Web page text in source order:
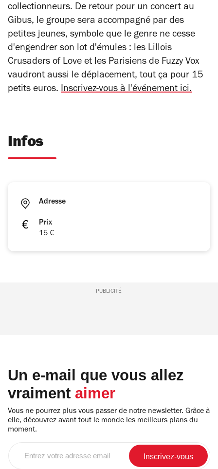
collectionneurs. De retour pour un concert au
Gibus, le groupe sera accompagné par des
petites jeunes, symbole que le genre ne cesse
d'engendrer son lot d'émules : les Lillois
Crusaders of Love et les Parisiens de Fuzzy Vox
vaudront aussi le déplacement, tout ça pour 15
petits euros. Inscrivez-vous à l'événement ici.
Infos
Adresse
Prix
15 €
PUBLICITÉ
Un e-mail que vous allez
vraiment aimer
Vous ne pourrez plus vous passer de notre newsletter. Grâce à
elle, découvrez avant tout le monde les meilleurs plans du
moment.